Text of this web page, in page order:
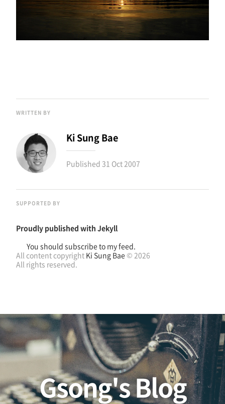
WRITTEN BY
Ki Sung Bae
Published 31 Oct 2007
SUPPORTED BY
Proudly published with Jekyll
You should subscribe to my feed.
All content copyright Ki Sung Bae© 2026
All rights reserved.
Gsong's Blog